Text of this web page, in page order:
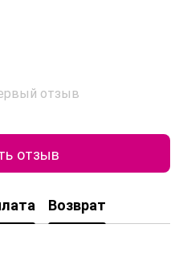
отзыв
отзыв
Возврат